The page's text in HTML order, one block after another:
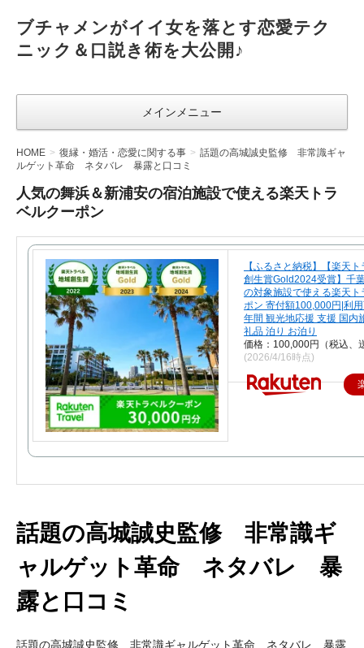
ブチャメンがイイ女を落とす恋愛テク
ニック＆口説き術を大公開♪
メインメニュー
HOME 復縁・婚活・恋愛に関する事
話題の高城誠史監修 非常識ギャ
ルゲット革命 ネタバレ 暴露と口コミ
人気の舞浜＆新浦安の宿泊施設で使える楽天トラ
ベルクーポン
【ふるさと納税】【楽天
創生賞Gold2024受賞】千
の対象施設で使える楽天ト
ポン 寄付額100,000円|利
年間 観光地応援 支援 国内
礼品 泊り お泊り
価格：100,000円（税込、
(2026/4/16時点)
話題の高城誠史監修 非常識ギ
ャルゲット革命 ネタバレ 暴
露と口コミ
話題の高城誠史監修 非常識ギャルゲット革命 ネタバレ 暴露